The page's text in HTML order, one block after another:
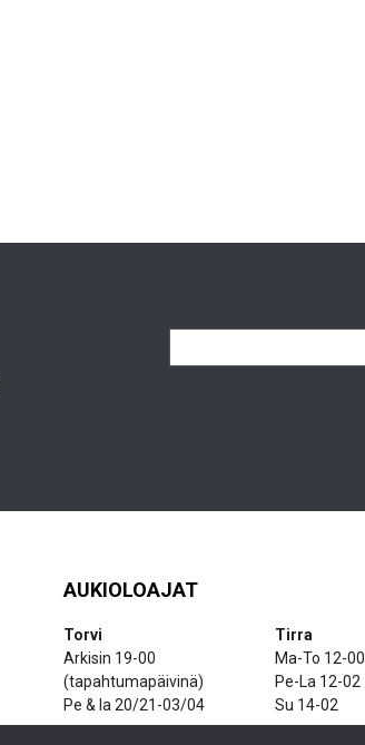
AUKIOLOAJAT
Torvi
Arkisin 19-00
(tapahtumapäivinä)
Pe & la 20/21-03/04
Tirra
Ma-To 12-00
Pe-La 12-02
Su 14-02